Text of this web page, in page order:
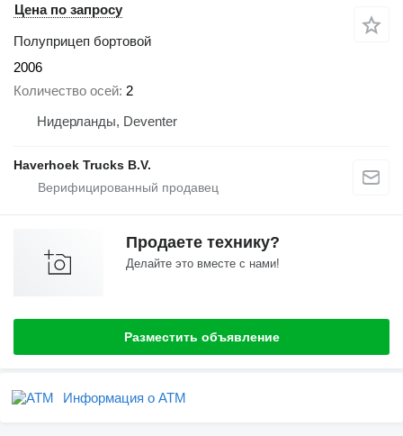
Цена по запросу
Полуприцеп бортовой
2006
Количество осей 2
Нидерланды, Deventer
Haverhoek Trucks B.V.
Продаете технику?
Делайте это вместе с нами!
Разместить объявление
Информация о ATM